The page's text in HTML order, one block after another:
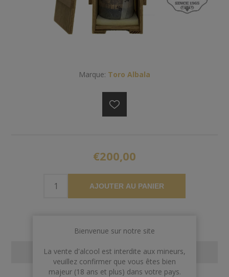
Marque: Toro Albala
€200,00
AJOUTER AU PANIER
CONTACT US
Bienvenue sur notre site
La vente d'alcool est interdite aux mineurs,
veuillez confirmer que vous êtes bien
majeur (18 ans et plus) dans votre pays.